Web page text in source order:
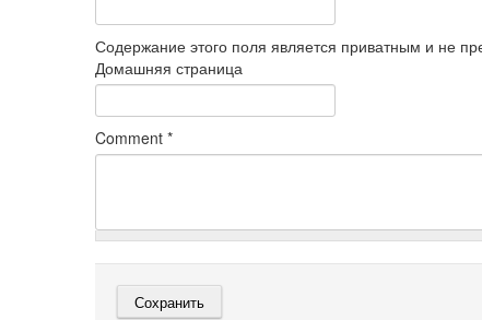
Содержание этого поля является приватным и не
Домашняя страница
Comment *